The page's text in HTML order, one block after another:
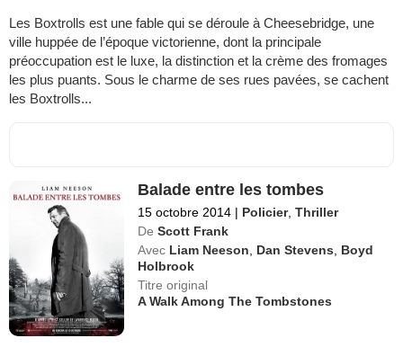
Les Boxtrolls est une fable qui se déroule à Cheesebridge, une
ville huppée de l’époque victorienne, dont la principale
préoccupation est le luxe, la distinction et la crème des fromages
les plus puants. Sous le charme de ses rues pavées, se cachent
les Boxtrolls...
Balade entre les tombes
15 octobre 2014 | Policier,Thriller
De Scott Frank
Avec Liam Neeson Dan Stevens
Boyd
Holbrook
Titre original
A Walk Among The Tombstones